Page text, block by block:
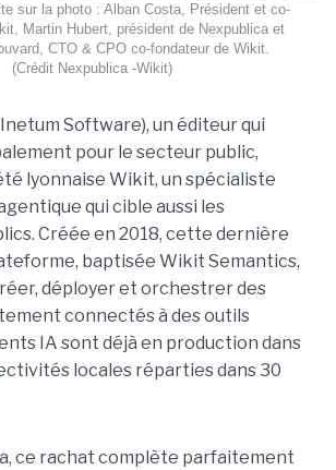
sur la photo : Alban Costa, Président et co-
Martin Hubert, président de Nexpublica et
CTO & CPO co-fondateur de Wikit.
(Crédit Nexpublica -Wikit)
Software), un éditeur qui
pour le secteur public,
lyonnaise Wikit, un spécialiste
qui cible aussi les
Créée en 2018, cette dernière
baptisée Wikit Semantics,
déployer et orchestrer des
connectés à des outils
IA sont déjà en production dans
locales réparties dans 30
ce rachat complète parfaitement